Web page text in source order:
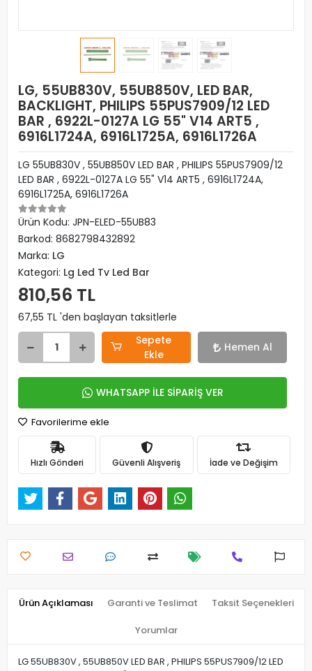
LG, 55UB830V, 55UB850V, LED BAR,
BACKLIGHT, PHILIPS 55PUS7909/12 LED
BAR , 6922L-0127A LG 55" V14 ART5 ,
6916L1724A, 6916L1725A, 6916L1726A
LG 55UB830V , 55UB850V LED BAR , PHILIPS 55PUS7909/12
LED BAR , 6922L-0127A LG 55" V14 ART5 , 6916L1724A,
6916L1725A, 6916L1726A
Ürün Kodu: JPN-ELED-55UB83
Barkod: 8682798432892
Marka: LG
Kategori: Lg Led Tv Led Bar
810,56 TL
67,55 TL 'den başlayan taksitlerle
Sepete
Ekle
Hemen Al
WHATSAPP İLE SİPARİŞ VER
Favorilerime ekle
Hızlı Gönderi Güvenli Alışveriş İade ve Değişim
Ürün Açıklaması Garanti ve Teslimat Taksit Seçenekleri
Yorumlar
LG 55UB830V , 55UB850V LED BAR , PHILIPS 55PUS7909/12 LED